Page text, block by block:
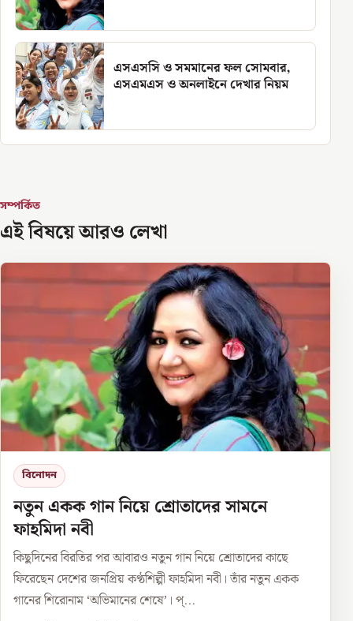
এসএসসি ও সমমানের ফল সোমবার,
এসএমএস ও অনলাইনে দেখার নিয়ম
সম্পর্কিত
এই বিষয়ে আরও লেখা
বিনোদন
নতুন একক গান নিয়ে শ্রোতাদের সামনে
ফাহমিদা নবী
কিছুদিনের বিরতির পর আবারও নতুন গান নিয়ে শ্রোতাদের কাছে
ফিরেছেন দেশের জনপ্রিয় কণ্ঠশিল্পী ফাহমিদা নবী। তাঁর নতুন একক
গানের শিরোনাম ‘অভিমানের শেষে’। প্...